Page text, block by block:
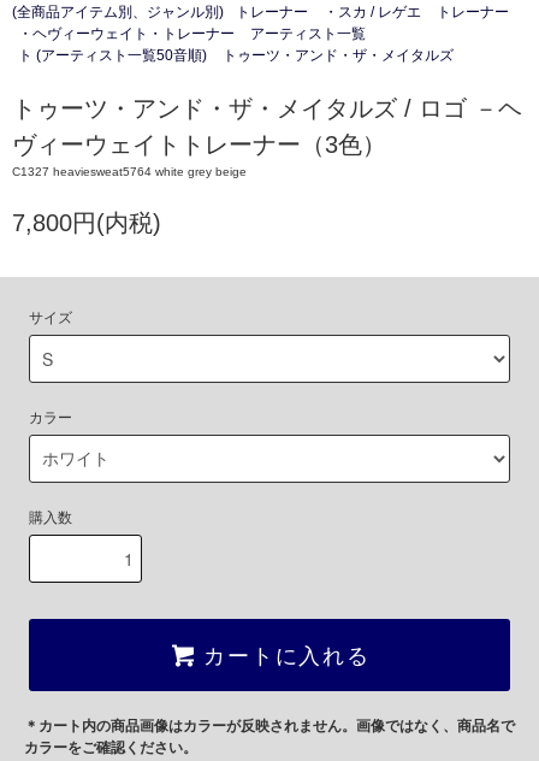
(全商品アイテム別、ジャンル別)
トレーナー ・スカ / レゲエ
トレーナー
・ヘヴィーウェイト・トレーナー
アーティスト一覧
ト (アーティスト一覧50音順)
トゥーツ・アンド・ザ・メイタルズ
トゥーツ・アンド・ザ・メイタルズ / ロゴ －ヘ
ヴィーウェイトトレーナー（3色）
C1327 heaviesweat5764 white grey beige
7,800円(内税)
サイズ
カラー
購入数
カートに入れる
＊カート内の商品画像はカラーが反映されません。画像ではなく、商品名で
カラーをご確認ください。